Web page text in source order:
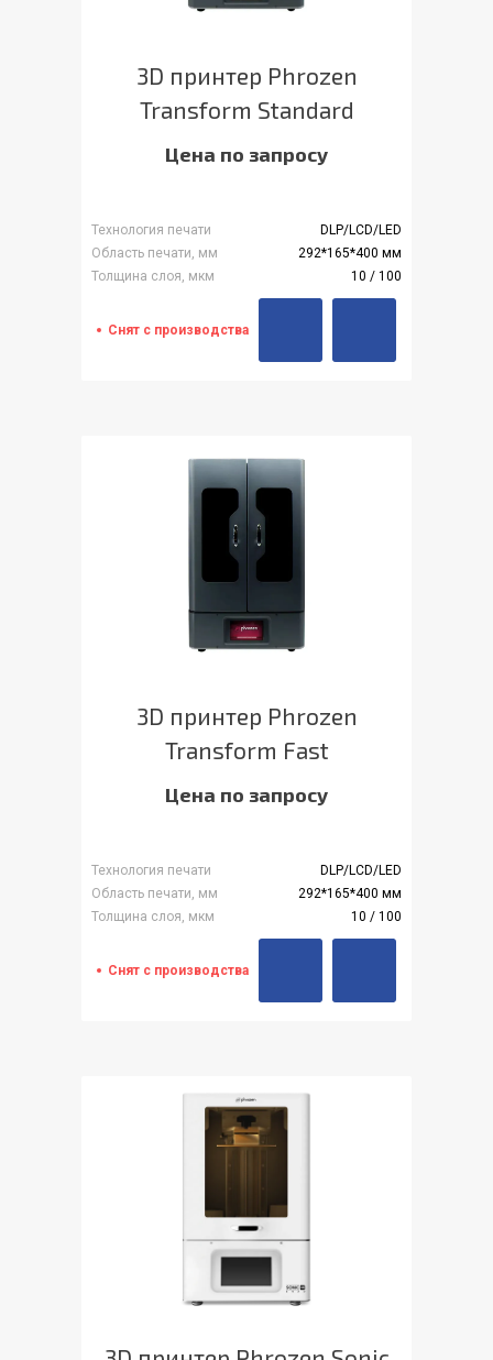
3D принтер Phrozen
Transform Standard
Цена по запросу
Технология печати
DLP/LCD/LED
Область печати, мм
292*165*400 мм
Толщина слоя, мкм
10 / 100
Снят с производства
3D принтер Phrozen
Transform Fast
Цена по запросу
Технология печати
DLP/LCD/LED
Область печати, мм
292*165*400 мм
Толщина слоя, мкм
10 / 100
Снят с производства